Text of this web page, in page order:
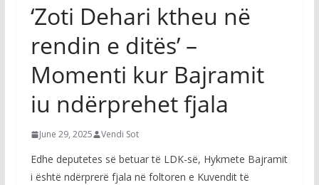
‘Zoti Dehari ktheu në
rendin e ditës’ –
Momenti kur Bajramit
iu ndërprehet fjala
June 29, 2025 Vendi Sot
Edhe deputetes së betuar të LDK-së, Hykmete Bajramit
i është ndërprerë fjala në foltoren e Kuvendit të